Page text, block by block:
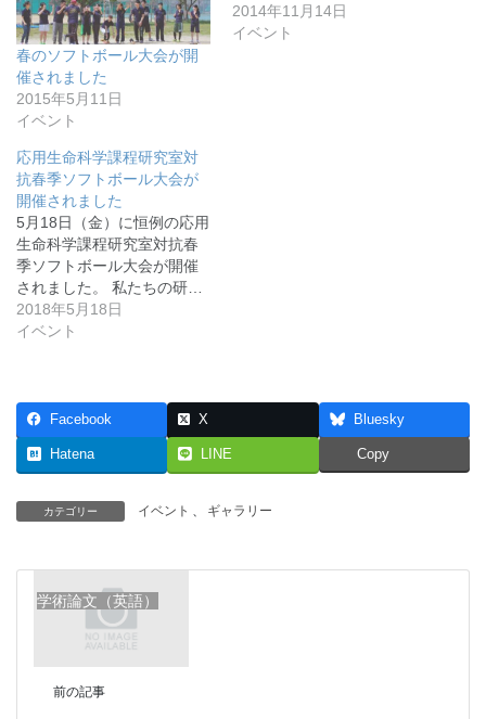
春のソフトボール大会が開
催されました
2015年5月11日
イベント
2014年11月14日
イベント
応用生命科学課程研究室対
抗春季ソフトボール大会が
開催されました
5月18日（金）に恒例の応用
生命科学課程研究室対抗春
季ソフトボール大会が開催
されました。 私たちの研…
2018年5月18日
イベント
Facebook X Bluesky
Hatena LINE Copy
カテゴリー イベント 、 ギャラリー
学術論文（英語）
前の記事